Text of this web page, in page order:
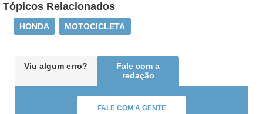
Tópicos Relacionados
HONDA MOTOCICLETA
Viu algum erro?
Fale com a
redação
FALE COM A GENTE